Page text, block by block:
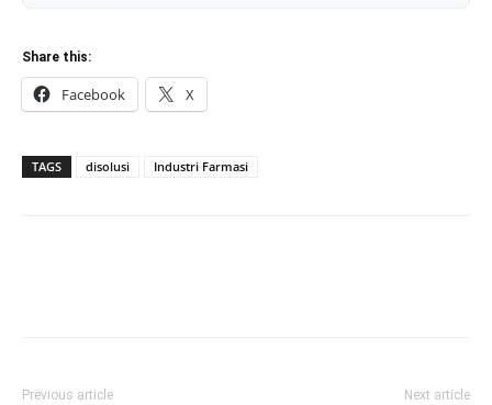
Share this:
Facebook X
TAGS disolusi Industri Farmasi
Previous article Next article